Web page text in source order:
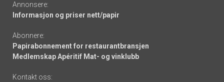
Annonsere:
Informasjon og priser nett/papir
Abonnere:
Papirabonnement for restaurantbransjen
Medlemskap Apéritif Mat- og vinklubb
Kontakt oss: